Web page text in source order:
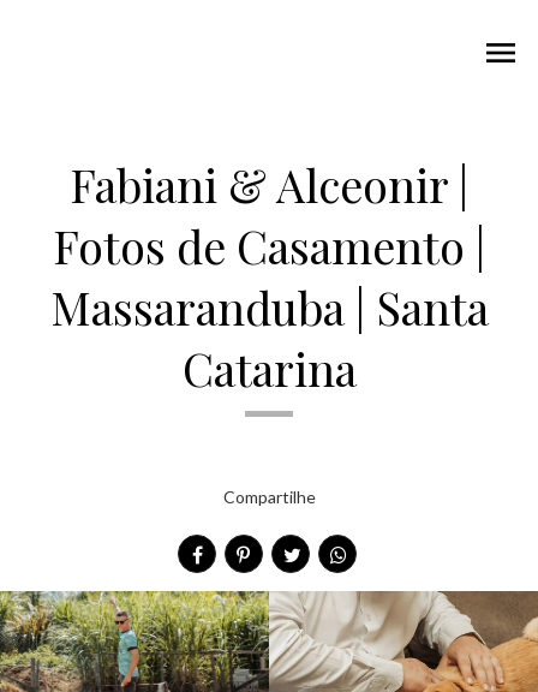
menu
Fabiani & Alceonir |
Fotos de Casamento |
Massaranduba | Santa
Catarina
Compartilhe